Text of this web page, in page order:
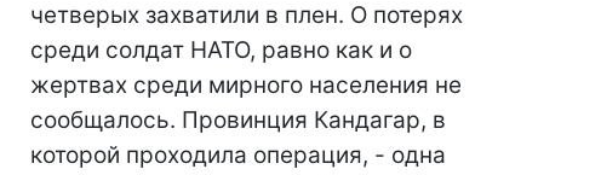
четверых захватили в плен. О потерях
среди солдат НАТО, равно как и о
жертвах среди мирного населения не
сообщалось. Провинция Кандагар, в
которой проходила операция, - одна